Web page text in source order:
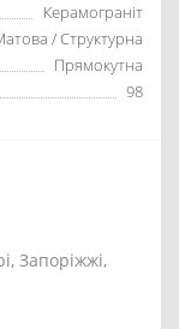
Керамограніт
/ Структурна
Прямокутна
98
Запоріжжі,